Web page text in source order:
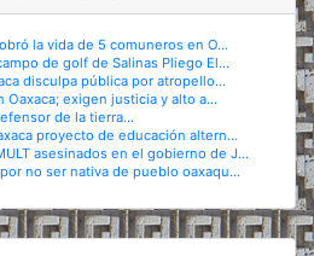
la vida de 5 comuneros en O...
de golf de Salinas Pliego El...
disculpa pública por atropello...
exigen justicia y alto a...
de la tierra...
proyecto de educación altern...
asesinados en el gobierno de J...
no ser nativa de pueblo oaxaqu...